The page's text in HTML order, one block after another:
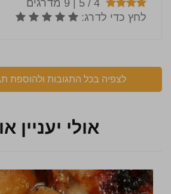
לצפיה בכל התגובות ולהוספת
אולי יעניין